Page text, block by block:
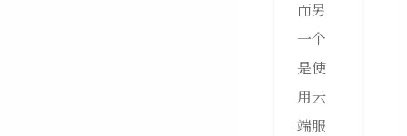
而另
一个
是使
用云
端服